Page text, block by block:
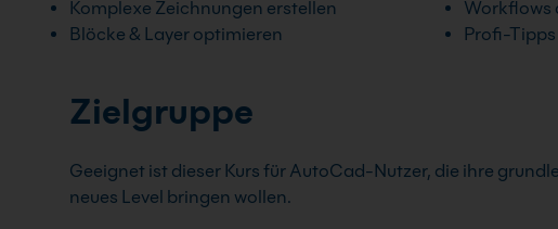
Komplexe Zeichnungen erstellen
Blöcke & Layer optimieren
Workflows
Profi-
Zielgruppe
Geeignet ist dieser Kurs für AutoCad-Nutzer, die ihre
neues Level bringen wollen.